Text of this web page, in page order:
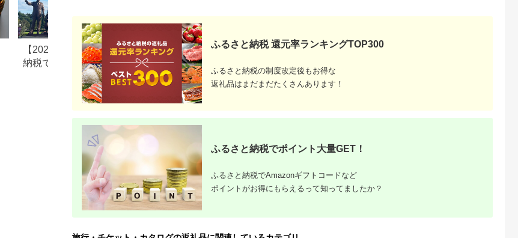
【2026年最新版】ふるさと
納税でディズニー返礼品は
もらえる？ホテル・チケッ
ト・公式グッズを徹底解説
ふるさと納税、年収いくら
で30万円寄付できる？おす
すめ返礼品も紹介
ふるさと納税 還元率ランキングTOP300
ふるさと納税の制度改定後もお得な
返礼品はまだまだたくさんあります！
ふるさと納税でポイント大量GET！
ふるさと納税でAmazonギフトコードなど
ポイントがお得にもらえるって知ってましたか？